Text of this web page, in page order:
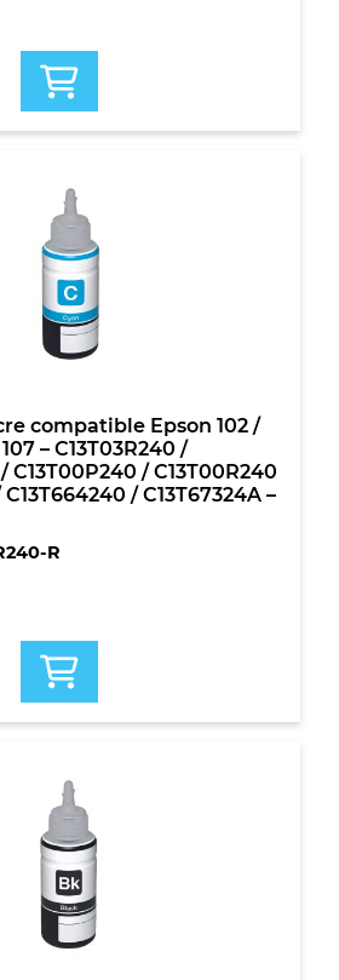
compatible Epson 102 /
– C13T03R240 /
C13T00P240 / C13T00R240
/ C13T67324A –
R